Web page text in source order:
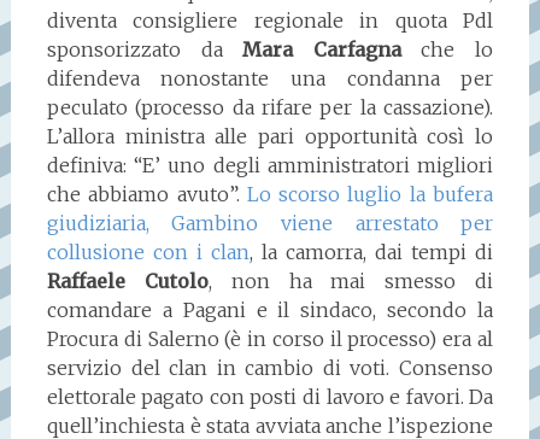
diventa consigliere regionale in quota Pdl
sponsorizzato daMara Carfagnache lo
difendeva nonostante una condanna per
peculato (processo da rifare per la cassazione).
L’allora ministra alle pari opportunità così lo
definiva: “E’ uno degli amministratori migliori
che abbiamo avuto”. Lo scorso luglio la bufera
giudiziaria, Gambino viene arrestato per
collusione con i clan, la camorra, dai tempi di
Raffaele Cutolo, non ha mai smesso di
comandare a Pagani e il sindaco, secondo la
Procura di Salerno (è in corso il processo) era al
servizio del clan in cambio di voti. Consenso
elettorale pagato con posti di lavoro e favori. Da
quell’inchiesta è stata avviata anche l’ispezione